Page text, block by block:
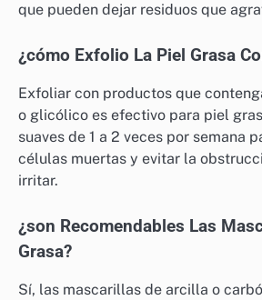
que pueden dejar residuos que
¿cómo Exfolio La Piel Grasa
Exfoliar con productos que
o glicólico es efectivo para piel
suaves de 1 a 2 veces por semana
células muertas y evitar la
irritar.
¿son Recomendables Las
Grasa?
Sí, las mascarillas de arcilla o